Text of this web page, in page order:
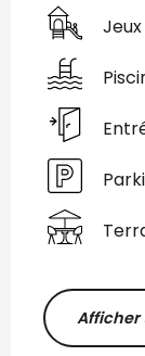
Afficher